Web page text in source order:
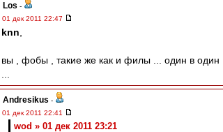
Los -
01 дек 2011 22:47
knn
вы , фобы , такие же как и филы ... один в один
Andresikus -
01 дек 2011 22:41
wod » 01 дек 2011 23:21